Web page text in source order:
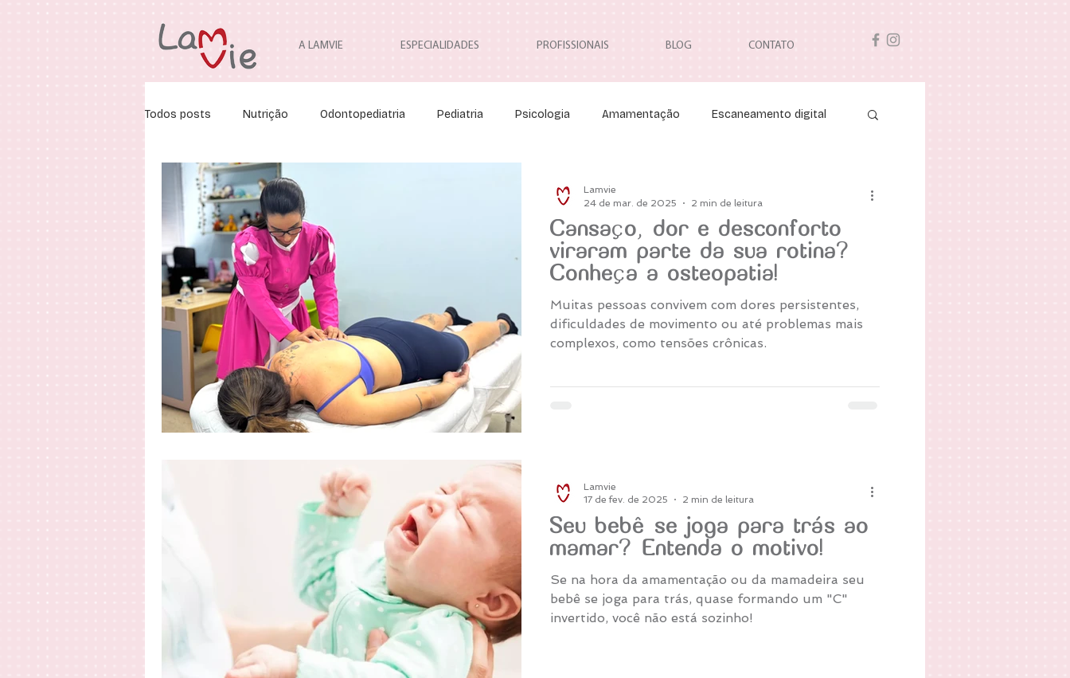
A LAMVIE ESPECIALIDADES PROFISSIONAIS BLOG CONTATO
Todos posts Nutrição Odontopediatria Pediatria Psicologia Amamentação Escaneamento digital
Ortodontia Fonoaudiologia
Fisioterapia Pediátrica
Cansaço, dor e desconforto
viraram parte da sua rotina?
Conheça a osteopatia!
Muitas pessoas convivem com dores persistentes,
dificuldades de movimento ou até problemas mais
complexos, como tensões crônicas.
Lamvie
24 de mar. de 2025
2 min de leitura
Seu bebê se joga para trás ao
mamar? Entenda o motivo!
Se na hora da amamentação ou da mamadeira seu
bebê se joga para trás, quase formando um "C"
invertido, você não está sozinho!
Lamvie
17 de fev. de 2025
2 min de leitura